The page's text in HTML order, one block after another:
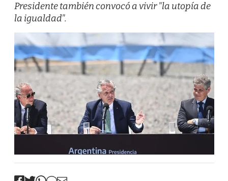
Presidente también convocó a vivir "la utopía de
la igualdad".